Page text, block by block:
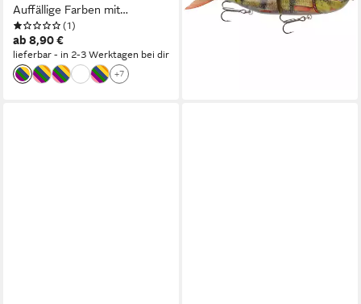
Auffällige Farben mit
Geräuschkapsel
(1)
ab 8,90 €
lieferbar - in 2-3 Werktagen bei dir
+7
ab 15,99 €
lieferbar - in 2-3 Werktagen bei dir